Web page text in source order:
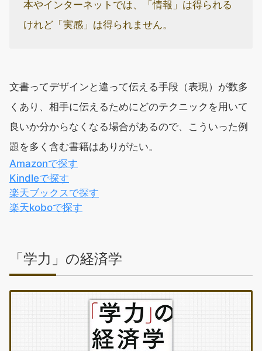
本やインターネットでは、「情報」は得られる
けれど「実感」は得られません。
文書ってデザインと違って伝える手段（表現）が数多
くあり、相手に伝えるためにどのテクニックを用いて
良いか分からなくなる場合があるので、こういった例
題を多く含む書籍はありがたい。
Amazonで探す
Kindleで探す
楽天ブックスで探す
楽天koboで探す
「学力」の経済学